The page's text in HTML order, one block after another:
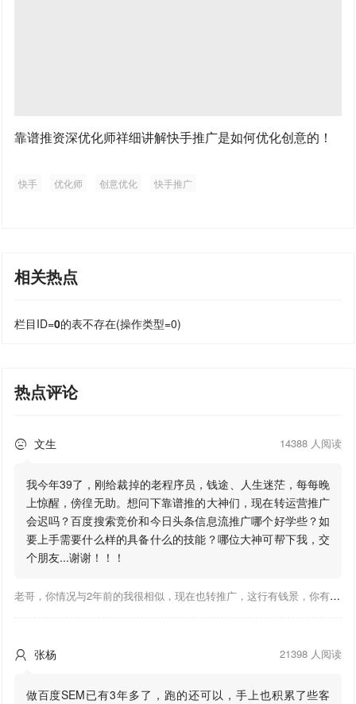
靠谱推资深优化师祥细讲解快手推广是如何优化创意的！
快手 优化师 创意优化 快手推广
相关热点
栏目ID=0的表不存在(操作类型=0)
热点评论
 文生 14388 人阅读
我今年39了，刚给裁掉的老程序员，钱途、人生迷茫，每每晚
上惊醒，傍徨无助。想问下靠谱推的大神们，现在转运营推广
会迟吗？百度搜索竞价和今日头条信息流推广哪个好学些？如
要上手需要什么样的具备什么的技能？哪位大神可帮下我，交
个朋友...谢谢！！！
老哥，你情况与2年前的我很相似，现在也转推广，这行有钱景，你有基础上手会比较快，不必担心。至于学竞价还是信息流哪个好，我是信息流广告入手，现在迷上靠谱推关注大神们的营销推广干货。有空你也可多泡下这站，真能学到不少东西；希望可以帮到你！
 张杨 21398 人阅读
做百度SEM已有3年多了，跑的还可以，手上也积累了些客